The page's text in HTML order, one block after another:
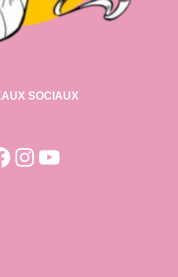
SOCIAUX
Instagram
YouTube